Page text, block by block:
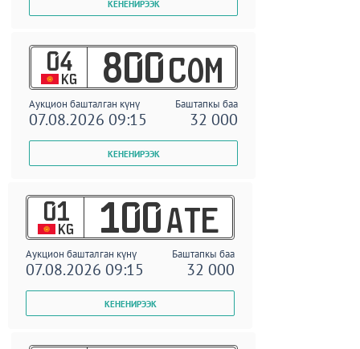
04
KG 800 COM
Аукцион башталган күнү Баштапкы баа
07.08.2026 09:15 32 000
01
KG 100 ATE
Аукцион башталган күнү Баштапкы баа
07.08.2026 09:15 32 000